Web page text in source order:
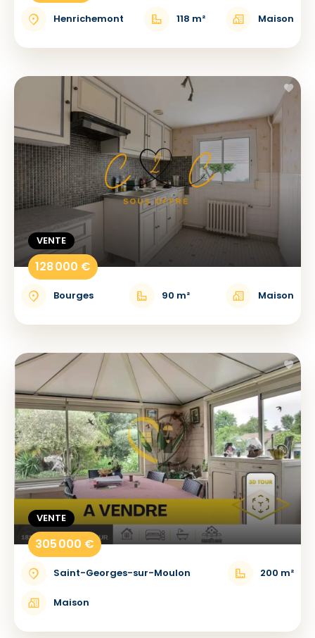
Henrichemont 118 m² Maison
VENTE
128 000 €
Bourges 90 m² Maison
VENTE
305 000 €
Saint-Georges-sur-Moulon 200 m²
Maison